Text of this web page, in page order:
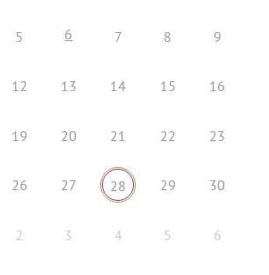
5 6 7 8 9
12 13 14 15 16
19 20 21 22 23
26 27 28 29 30
2 3 4 5 6